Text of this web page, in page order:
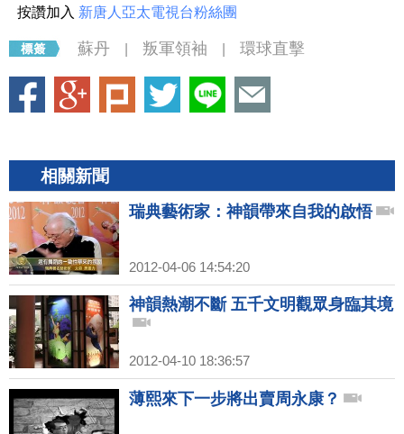
按讚加入 新唐人亞太電視台粉絲團
蘇丹 叛軍領袖 環球直擊
相關新聞
瑞典藝術家：神韻帶來自我的啟悟
2012-04-06 14:54:20
神韻熱潮不斷 五千文明觀眾身臨其境
2012-04-10 18:36:57
薄熙來下一步將出賣周永康？